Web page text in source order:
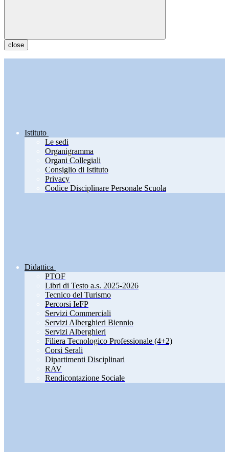
close
Istituto
Le sedi
Organigramma
Organi Collegiali
Consiglio di Istituto
Privacy
Codice Disciplinare Personale Scuola
Didattica
PTOF
Libri di Testo a.s. 2025-2026
Tecnico del Turismo
Percorsi IeFP
Servizi Commerciali
Servizi Alberghieri Biennio
Servizi Alberghieri
Filiera Tecnologico Professionale (4+2)
Corsi Serali
Dipartimenti Disciplinari
RAV
Rendicontazione Sociale